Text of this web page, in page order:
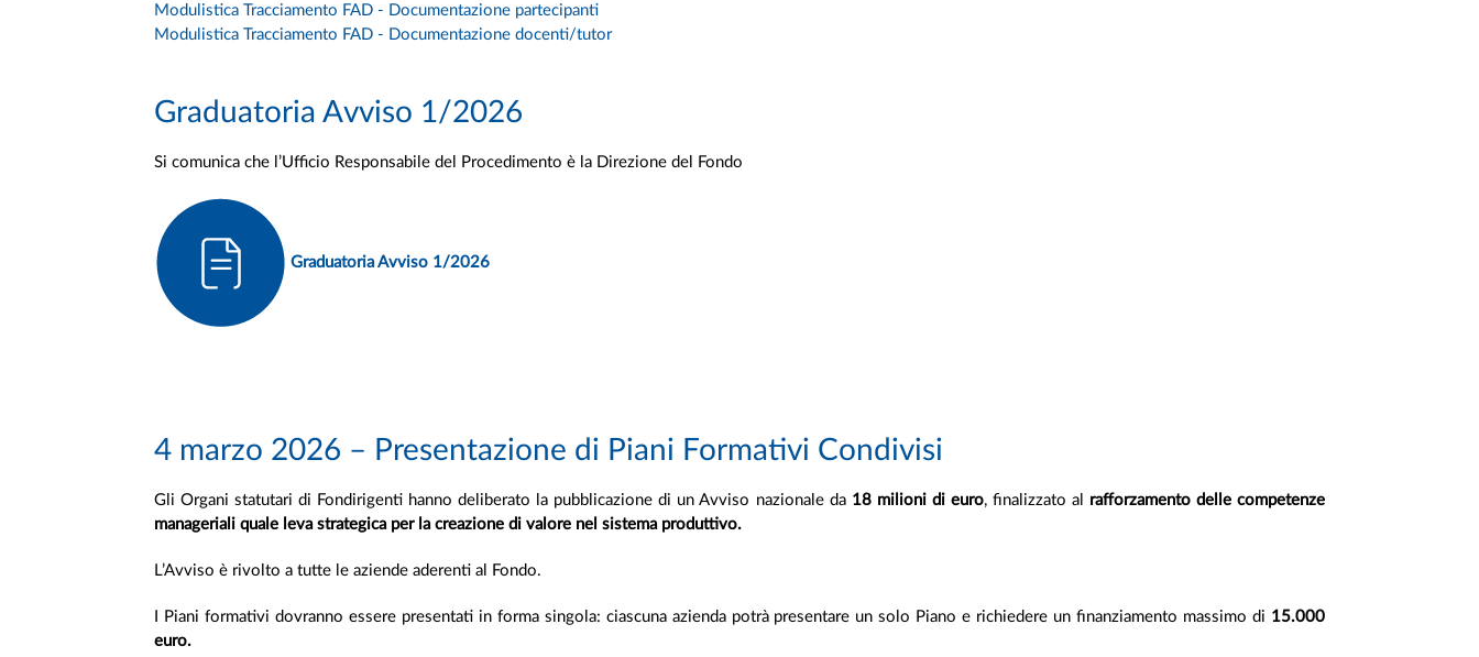
Modulistica Tracciamento FAD - Documentazione partecipanti
Modulistica Tracciamento FAD - Documentazione docenti/tutor
Graduatoria Avviso 1/2026
Si comunica che l’Ufficio Responsabile del Procedimento è la Direzione del Fondo
Graduatoria Avviso 1/2026
4 marzo 2026 – Presentazione di Piani Formativi Condivisi
Gli Organi statutari di Fondirigenti hanno deliberato la pubblicazione di un Avviso nazionale da 18 milioni di euro, finalizzato al
rafforzamento delle competenze
manageriali quale leva strategica per la creazione di valore nel sistema produttivo.
L’Avviso è rivolto a tutte le aziende aderenti al Fondo.
I Piani formativi dovranno essere presentati in forma singola: ciascuna azienda potrà presentare un solo Piano e richiedere un finanziamento massimo di 15.000
euro.